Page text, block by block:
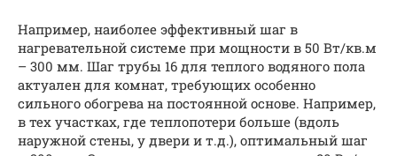
Например, наиболее эффективный шаг в
нагревательной системе при мощности в 50 Вт/кв.м
– 300 мм. Шаг трубы 16 для теплого водяного пола
актуален для комнат, требующих особенно
сильного обогрева на постоянной основе. Например,
в тех участках, где теплопотери больше (вдоль
наружной стены, у двери и т.д.), оптимальный шаг